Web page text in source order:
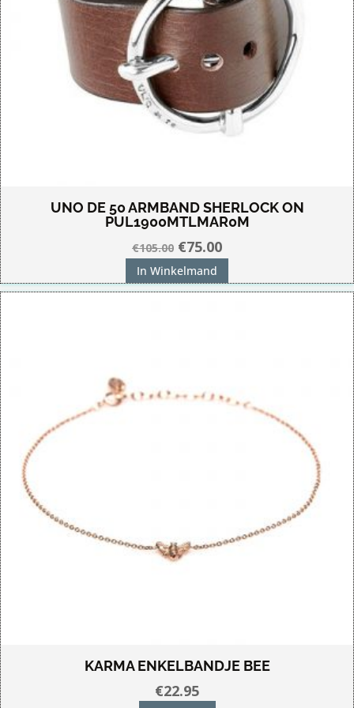
UNO DE 50 ARMBAND SHERLOCK ON
PUL1900MTLMAR0M
€105.00 Oorspronkelijke
prijs
was:
€75.00Huidige
is:
In Winkelmand
KARMA ENKELBANDJE BEE
€22.95